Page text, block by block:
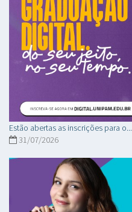
Estão abertas as inscrições para o...
31/07/2026